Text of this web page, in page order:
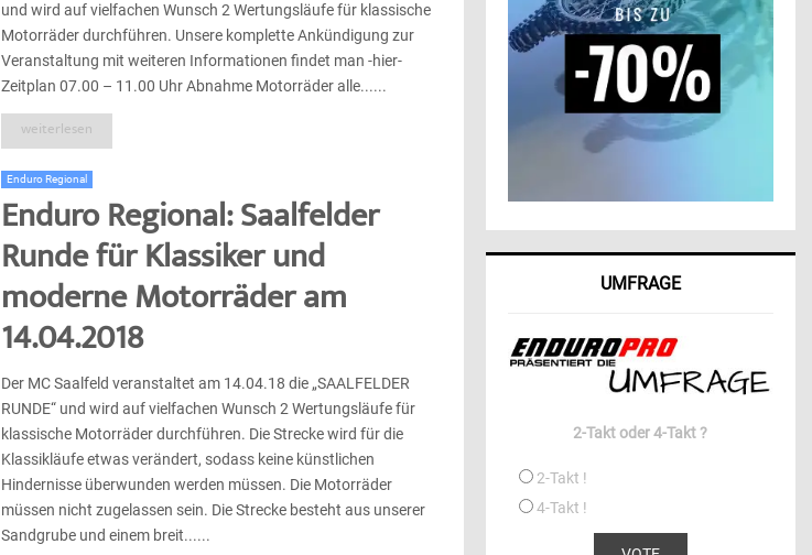
und wird auf vielfachen Wunsch 2 Wertungsläufe für klassische
Motorräder durchführen. Unsere komplette Ankündigung zur
Veranstaltung mit weiteren Informationen findet man -hier-
Zeitplan 07.00 – 11.00 Uhr Abnahme Motorräder alle......
weiterlesen
Enduro Regional
Enduro Regional: Saalfelder
Runde für Klassiker und
moderne Motorräder am
14.04.2018
Der MC Saalfeld veranstaltet am 14.04.18 die „SAALFELDER
RUNDE“ und wird auf vielfachen Wunsch 2 Wertungsläufe für
klassische Motorräder durchführen. Die Strecke wird für die
Klassikläufe etwas verändert, sodass keine künstlichen
Hindernisse überwunden werden müssen. Die Motorräder
müssen nicht zugelassen sein. Die Strecke besteht aus unserer
Sandgrube und einem breit......
UMFRAGE
2-Takt oder 4-Takt ?
2-Takt !
4-Takt !